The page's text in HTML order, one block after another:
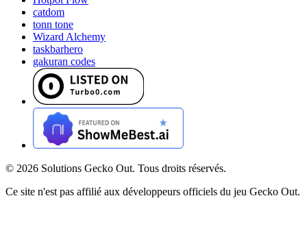
catdom
tonn tone
Wizard Alchemy
taskbarhero
gakuran codes
© 2026 Solutions Gecko Out. Tous droits réservés.
Ce site n'est pas affilié aux développeurs officiels du jeu Gecko Out.